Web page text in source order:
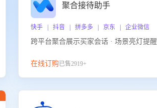
聚合接待助手
快手 | 抖音 | 拼多多 | 京东 | 企业微信
跨平台聚合展示买家会话 · 场景亮灯提醒
在线订购已售2919+